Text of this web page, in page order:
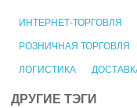
ИНТЕРНЕТ-ТОРГОВЛЯ
РОЗНИЧНАЯ ТОРГОВЛЯ
ЛОГИСТИКА
ДРУГИЕ ТЭГИ